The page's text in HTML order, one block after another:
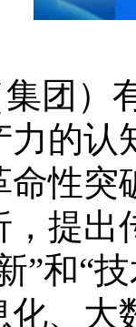
团）
力的
性突
提出
”和“
、大